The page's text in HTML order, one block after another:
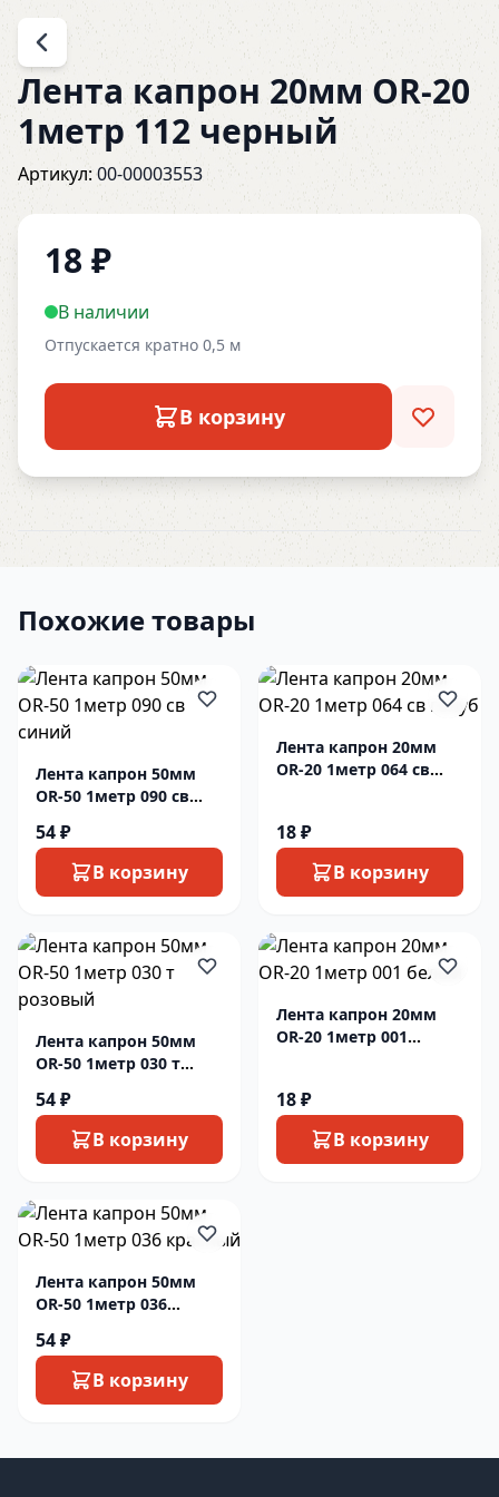
Лента капрон 20мм OR-20
1метр 112 черный
Артикул:00-00003553
18 ₽
В наличии
Отпускается кратно 0,5 м
В корзину
Похожие товары
Лента капрон 50мм
OR-50 1метр 090 св
54 ₽
В корзину
Лента капрон 20мм
OR-20 1метр 064 св
18 ₽
В корзину
Лента капрон 50мм
OR-50 1метр 030 т
54 ₽
В корзину
Лента капрон 20мм
OR-20 1метр 001
18 ₽
В корзину
Лента капрон 50мм
OR-50 1метр 036
54 ₽
В корзину